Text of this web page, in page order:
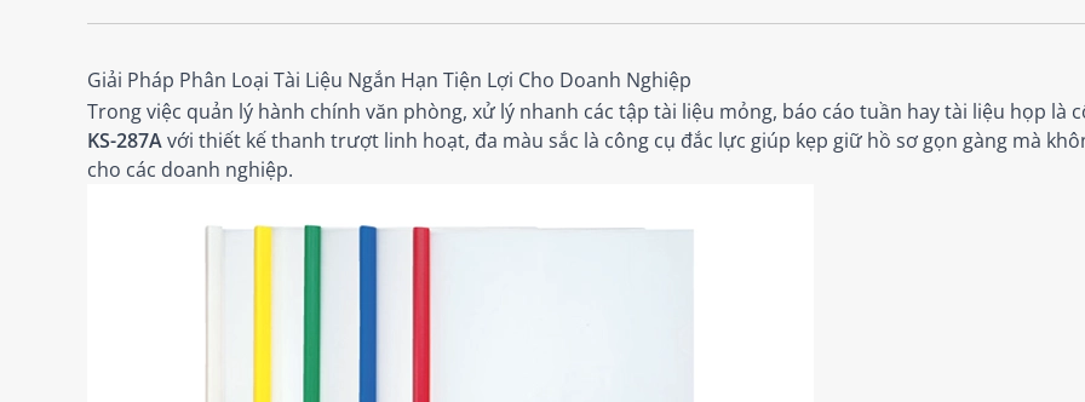
Giải Pháp Phân Loại Tài Liệu Ngắn Hạn Tiện Lợi Cho Doanh Nghiệp
Trong việc quản lý hành chính văn phòng, xử lý nhanh các tập tài liệu mỏng, báo cáo tuần hay tài liệu họp là
KS-287Avới thiết kế thanh trượt linh hoạt, đa màu sắc là công cụ đắc lực giúp kẹp giữ hồ sơ gọn gàng mà
cho các doanh nghiệp.